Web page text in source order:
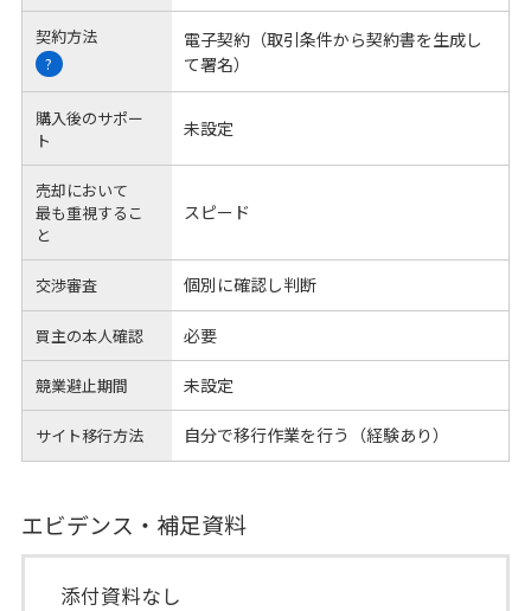
契約方法
?
電子契約（取引条件から契約書を生成し
て署名）
購入後のサポー
ト
未設定
売却において
最も重視するこ
と
スピード
交渉審査 個別に確認し判断
買主の本人確認 必要
競業避止期間 未設定
サイト移行方法 自分で移行作業を行う（経験あり）
エビデンス・補足資料
添付資料なし